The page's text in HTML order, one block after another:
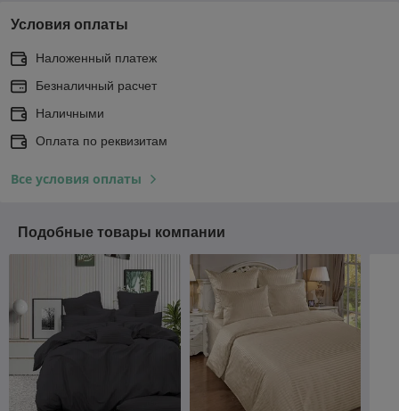
Условия оплаты
Наложенный платеж
Безналичный расчет
Наличными
Оплата по реквизитам
Все условия оплаты
Подобные товары компании